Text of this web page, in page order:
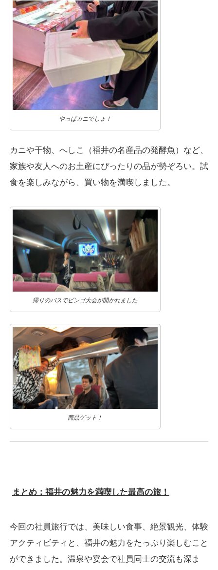
やっぱカニでしょ！
カニや干物、へしこ（福井の名産品の発酵魚）など、
家族や友人へのお土産にぴったりの品が勢ぞろい。試
食を楽しみながら、買い物を満喫しました。
帰りのバスでビンゴ大会が開かれました
商品ゲット！
まとめ：福井の魅力を満喫した最高の旅！
今回の社員旅行では、美味しい食事、絶景観光、体験
アクティビティと、福井の魅力をたっぷり楽しむこと
ができました。温泉や宴会で社員同士の交流も深ま